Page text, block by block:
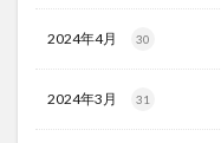
2024年4月 30
2024年3月 31